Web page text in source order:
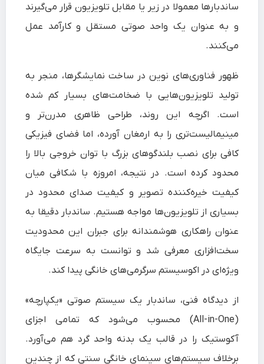
ساندبارها معمولا در زیر یا مقابل تلویزیون قرار می‌گیرند
و به عنوان یک واحد صوتی مستقل و کارآمد عمل
می‌کنند.
ظهور فناوری‌های نوین در ساخت نمایشگرها، منجر به
تولید تلویزیون‌هایی با ضخامت‌های بسیار کم شده
است. اگرچه این روند، طراحی ظاهری مدرن‌تر و
مینیمالیست‌تری را به ارمغان آورده، اما فضای فیزیکی
کافی برای نصب بلندگوهای بزرگ با توان خروجی بالا را
محدود کرده است. در نتیجه، امروزه با شکافی میان
کیفیت خیره‌کننده تصویر و کیفیت صدای محدود در
بسیاری از تلویزیون‌ها مواجه هستیم. ساندبار دقیقا به
عنوان راهکاری هوشمندانه برای جبران این محدودیت
سخت‌افزاری معرفی شد و توانست به سرعت جایگاه
ویژه‌ای در اکوسیستم سرگرمی‌های خانگی پیدا کند.
از دیدگاه فنی، ساندبار یک سیستم صوتی «یکپارچه»
(All-in-One) محسوب می‌شود که تمامی اجزای
آکوستیک را در قالب یک بدنه واحد گرد هم می‌آورد.
برخلاف سیستم‌های سینمای خانگی سنتی که از چندین